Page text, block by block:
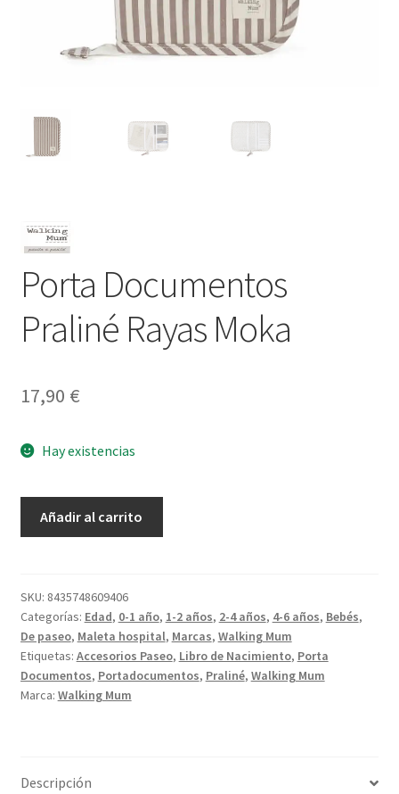
Porta Documentos
Praliné Rayas Moka
17,90 €
Hay existencias
Moka
cantidad
Añadir al carrito
SKU: 8435748609406
Categorías: Edad, 0-1 año, 1-2 años, 2-4 años, 4-6 años, Bebés,
De paseo, Maleta hospital, Marcas, Walking Mum
Etiquetas: Accesorios Paseo, Libro de Nacimiento, Porta
Documentos, Portadocumentos, Praliné, Walking Mum
Marca: Walking Mum
Descripción